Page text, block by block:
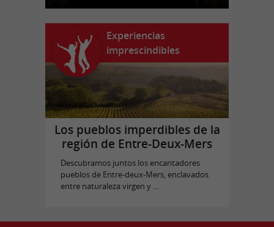
Experiencias
imprescindibles
Los pueblos imperdibles de la
región de Entre-Deux-Mers
Descubramos juntos los encantadores
pueblos de Entre-deux-Mers, enclavados
entre naturaleza virgen y ...